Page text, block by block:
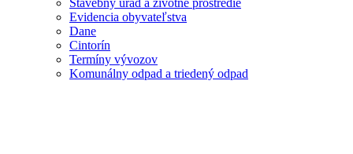
Stavebný úrad a životné prostredie
Evidencia obyvateľstva
Dane
Cintorín
Termíny vývozov
Komunálny odpad a triedený odpad